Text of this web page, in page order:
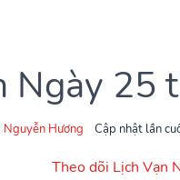
Ngày 25
Nguyễn Hương Cập nhật lần
Theo dõi Lịch Vạn